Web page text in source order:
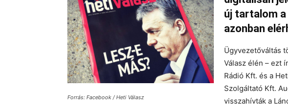
Forrás: Facebook / Heti Válasz
új tartalom a
azonban
Ügyvezetőváltás
Válasz élén – ezt
Rádió Kft. és a
Szolgáltató Kft.
visszahívták a